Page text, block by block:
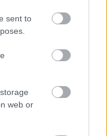
sent to
web or
a
Perfect Pill
ötszámos EP-